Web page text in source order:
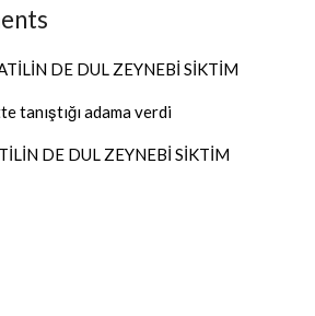
DE DUL ZEYNEBİ SİKTİM
tanıştığı adama verdi
DE DUL ZEYNEBİ SİKTİM